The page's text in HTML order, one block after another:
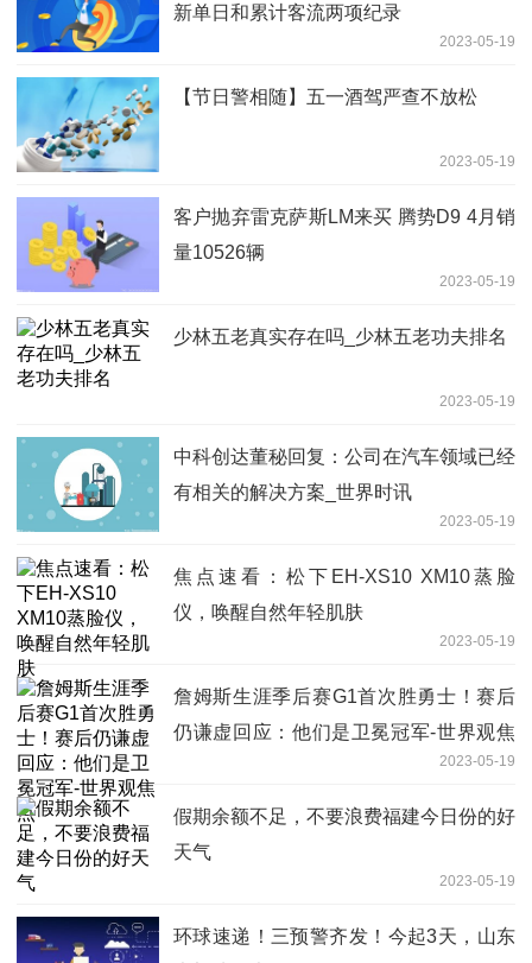
新单日和累计客流两项纪录
2023-05-19
【节日警相随】五一酒驾严查不放松
2023-05-19
客户抛弃雷克萨斯LM来买 腾势D9 4月销
量10526辆
2023-05-19
少林五老真实存在吗_少林五老功夫排名
2023-05-19
中科创达董秘回复：公司在汽车领域已经
有相关的解决方案_世界时讯
2023-05-19
焦点速看：松下EH-XS10 XM10蒸脸
仪，唤醒自然年轻肌肤
2023-05-19
詹姆斯生涯季后赛G1首次胜勇士！赛后
仍谦虚回应：他们是卫冕冠军-世界观焦
2023-05-19
假期余额不足，不要浪费福建今日份的好
天气
2023-05-19
环球速递！三预警齐发！今起3天，山东